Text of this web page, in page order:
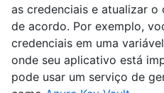
as credenciais e atualizar
de acordo. Por exemplo,
credenciais em uma
onde seu aplicativo está
pode usar um serviço de